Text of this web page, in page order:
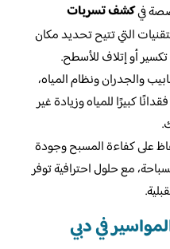
فيكشف تسربات
التي تتيح تحديد مكان
أو إتلاف للأسطح.
والجدران ونظام المياه،
كبيرًا للمياه وزيادة غير
على كفاءة المسبح وجودة
مع حلول احترافية توفر
في دبي